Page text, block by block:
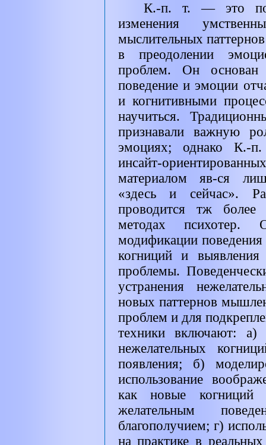
К.-п. т. — это
изменения
мыслительных
в преодолении
проблем. Он основан
поведение и эмоции
и когнитивными
научиться.
признавали важную
эмоциях; однако К.-
инсайт-
материалом яв-ся
«здесь и сейчас».
проводится тж
методах психотер.
модификации
когниций и
проблемы.
устранения
новых паттернов
проблем и для
техники включают: а)
нежелательных
появления; б)
использование
как новые когниций
желательным
благополучием; г)
на практике в